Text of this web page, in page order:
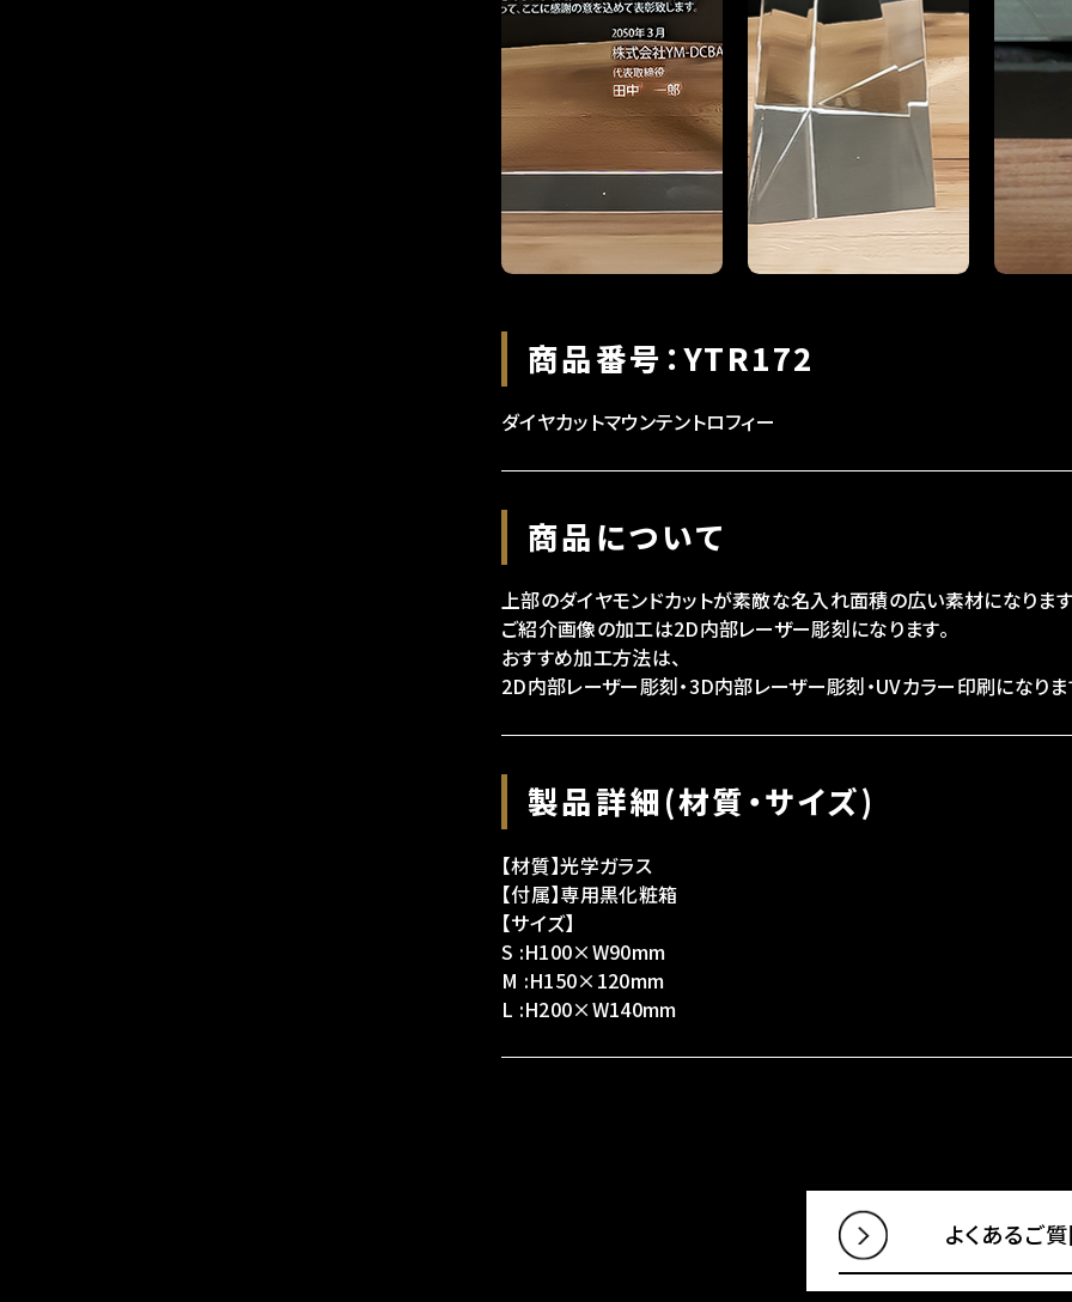
商品番号：YTR172
ダイヤカットマウンテントロフィー
商品について
上部のダイヤモンドカットが素敵な名入れ面積の広い素材になります
ご紹介画像の加工は2D内部レーザー彫刻になります。
おすすめ加工方法は、
2D内部レーザー彫刻・3D内部レーザー彫刻・UVカラー印刷になりま
製品詳細(材質・サイズ)
【材質】光学ガラス
【付属】専用黒化粧箱
【サイズ】
S :H100×W90mm
M :H150×120mm
L :H200×W140mm
よくあるご